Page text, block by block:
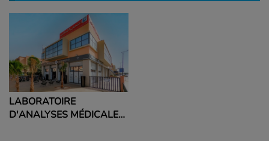
LABORATOIRE
D'ANALYSES MÉDICALES